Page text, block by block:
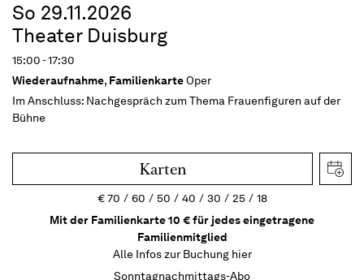
So 29.11.2026
Theater Duisburg
15:00 - 17:30
Wiederaufnahme, FamilienkarteOper
Im Anschluss: Nachgespräch zum Thema Frauenfiguren auf der
Bühne
Karten
€70 60 50 40 30 25
18
Mit der Familienkarte 10 € für jedes eingetragene
Familienmitglied
Alle Infos zur Buchung hier
Sonntagnachmittags-Abo